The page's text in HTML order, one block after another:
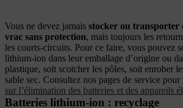
Vous ne devez jamais stocker ou transporter
vrac sans protection, mais toujours les
les courts-circuits. Pour ce faire, vous pouvez
lithium-ion dans leur emballage d’origine ou
plastique, soit scotcher les pôles, soit enrober
sable sec. Consultez nos pages de service pour
sur l’élimination des batteries et des appareils
Batteries lithium-ion : recyclage